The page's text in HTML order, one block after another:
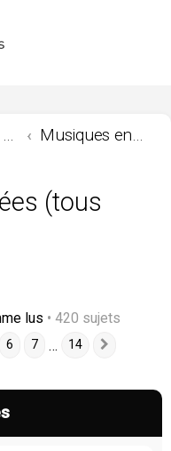
La Musique, les musiques ... Musiques enregistrées (tous supports)
(tous
lus • 420 sujets
6 7 … 14